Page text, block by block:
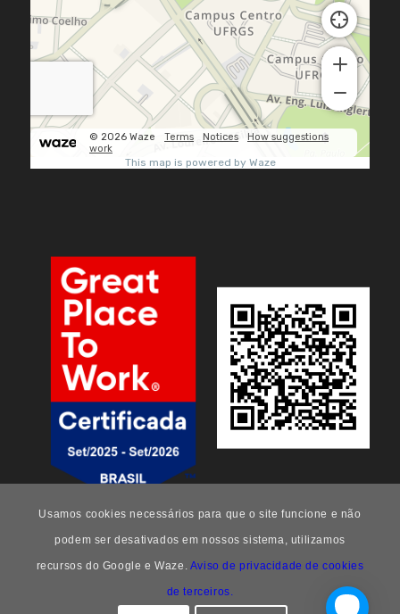
Usamos cookies necessários para que o site funcione e não
podem ser desativados em nossos sistema, utilizamos
recursos do Google e Waze. Aviso de privacidade de cookies
de terceiros.